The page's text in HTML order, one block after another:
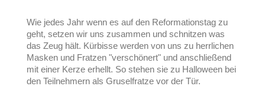
Wie jedes Jahr wenn es auf den Reformationstag zu
geht, setzen wir uns zusammen und schnitzen was
das Zeug hält. Kürbisse werden von uns zu herrlichen
Masken und Fratzen "verschönert" und anschließend
mit einer Kerze erhellt. So stehen sie zu Halloween bei
den Teilnehmern als Gruselfratze vor der Tür.